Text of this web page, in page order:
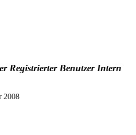
Registrierter Benutzer Intern
2008